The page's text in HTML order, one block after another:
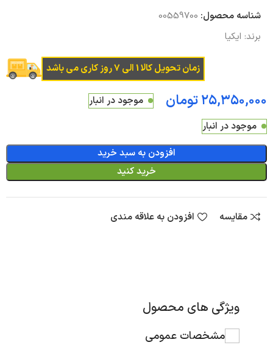
شناسه محصول: 00559700
برند: ایکیا
زمان تحویل کالا 1 الی 7 روز کاری می باشد
تومان
موجود در انبار
موجود در انبار
افزودن به سبد خرید
خرید کنید
مقایسه افزودن به علاقه مندی
ویژگی های محصول
مشخصات عمومی